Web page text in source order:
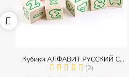
Кубики АЛФАВИТ РУССКИЙ С
ЦИФРАМИ (Томик) (Набор кубиков с
(2)